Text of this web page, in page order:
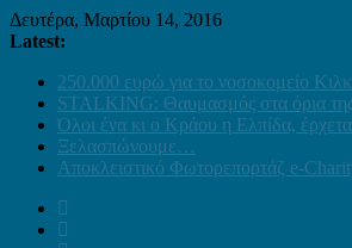
Δευτέρα, Μαρτίου 14, 2016
Latest:
250.000 ευρώ για το νοσοκομείο
STALKING: Θαυμασμός στα όρια
Όλοι ένα κι ο Κράου η Ελπίδα,
Ξελασπώνουμε…
Αποκλειστικό Φωτορεπορτάζ e-